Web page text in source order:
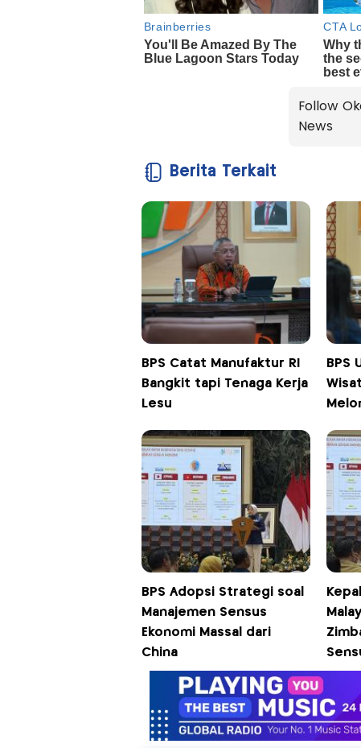
Follow
News
Berita Terkait
BPS Catat Manufaktur RI
Bangkit tapi Tenaga Kerja
Lesu
BPS
BPS Adopsi Strategi soal
Manajemen Sensus
Ekonomi Massal dari
China